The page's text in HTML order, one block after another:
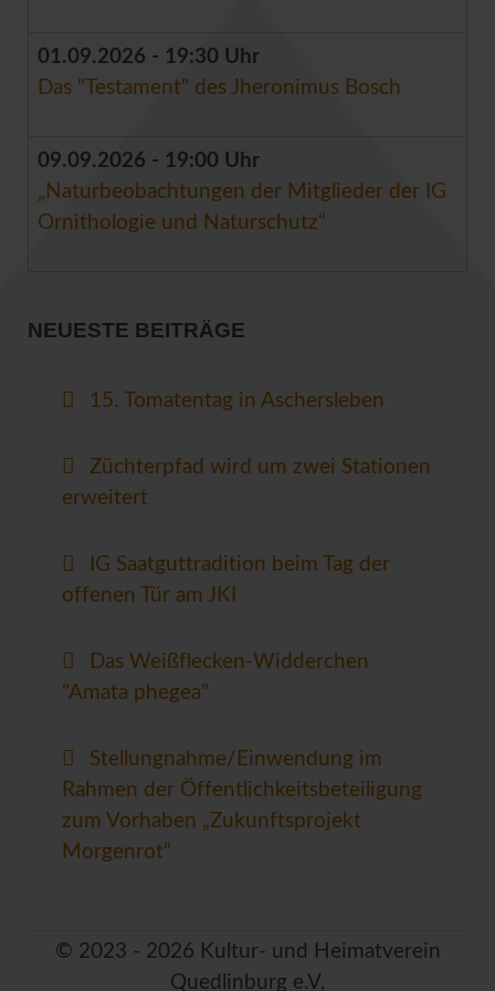
01.09.2026 - 19:30 Uhr
Das "Testament" des Jheronimus Bosch
09.09.2026 - 19:00 Uhr
„Naturbeobachtungen der Mitglieder der IG
Ornithologie und Naturschutz“
NEUESTE BEITRÄGE
15. Tomatentag in Aschersleben
Züchterpfad wird um zwei Stationen
erweitert
IG Saatguttradition beim Tag der
offenen Tür am JKI
Das Weißflecken-Widderchen
"Amata phegea"
Stellungnahme/Einwendung im
Rahmen der Öffentlichkeitsbeteiligung
zum Vorhaben „Zukunftsprojekt
Morgenrot“
© 2023 - 2026 Kultur- und Heimatverein
Quedlinburg e.V,